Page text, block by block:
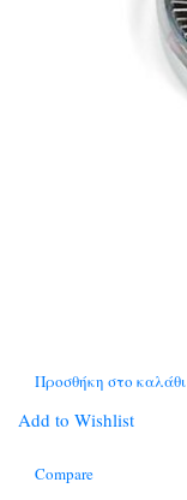
Προσθήκη στο καλάθι
Add to Wishlist
Compare